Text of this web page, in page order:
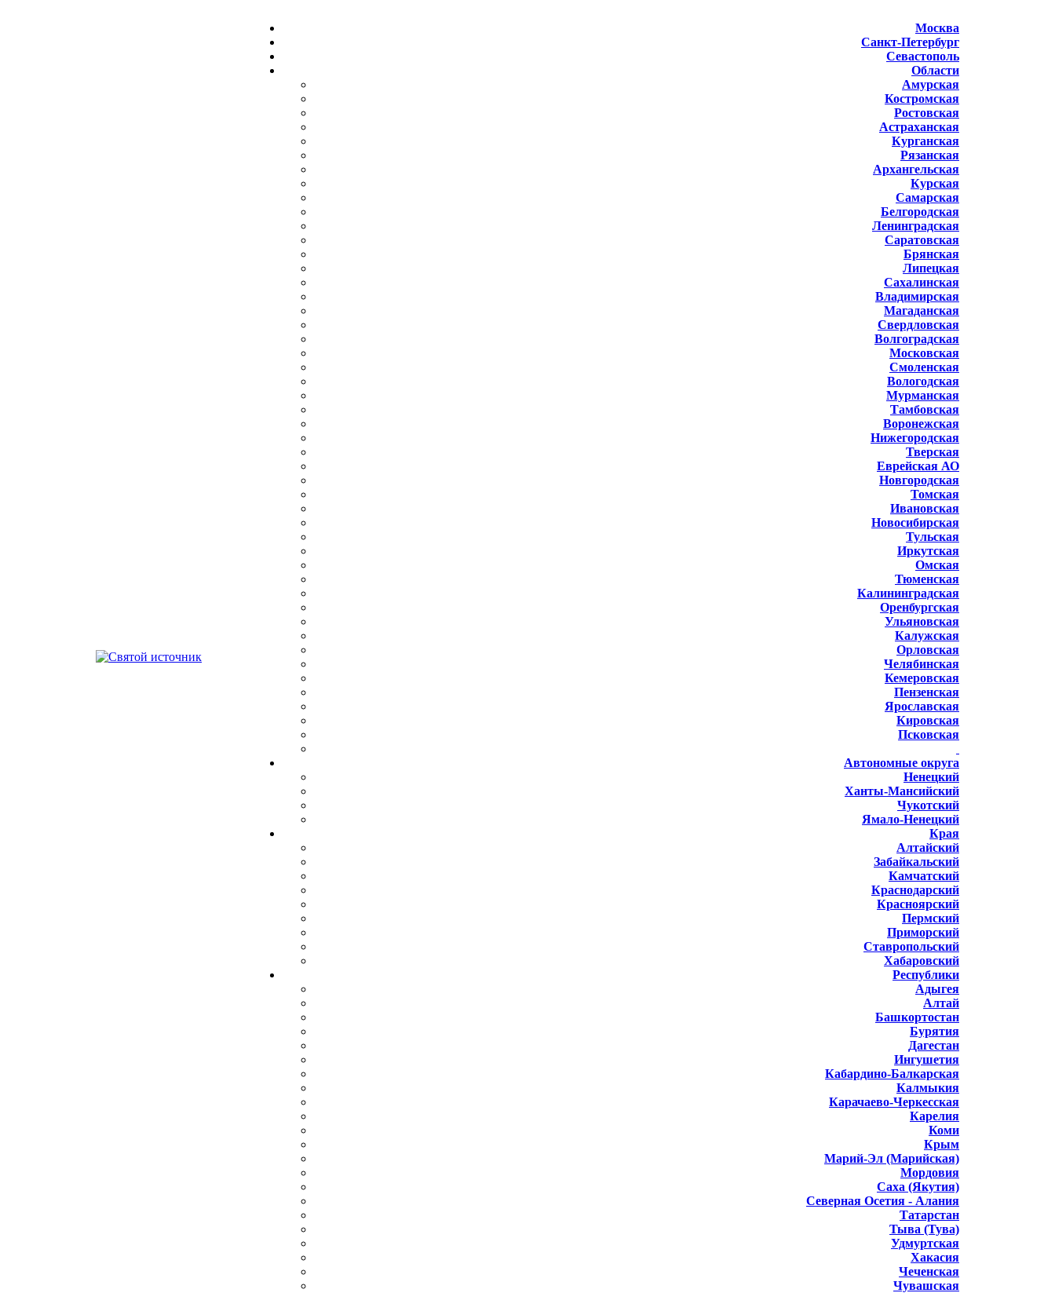
Москва
Санкт-Петербург
Севастополь
Области
Амурская
Костромская
Ростовская
Астраханская
Курганская
Рязанская
Архангельская
Курская
Самарская
Белгородская
Ленинградская
Саратовская
Брянская
Липецкая
Сахалинская
Владимирская
Магаданская
Свердловская
Волгоградская
Московская
Смоленская
Вологодская
Мурманская
Тамбовская
Воронежская
Нижегородская
Тверская
Еврейская АО
Новгородская
Томская
Ивановская
Новосибирская
Тульская
Иркутская
Омская
Тюменская
Калининградская
Оренбургская
Ульяновская
Калужская
Орловская
Челябинская
Кемеровская
Пензенская
Ярославская
Кировская
Псковская
Автономные округа
Ненецкий
Ханты-Мансийский
Чукотский
Ямало-Ненецкий
Края
Алтайский
Забайкальский
Камчатский
Краснодарский
Красноярский
Пермский
Приморский
Ставропольский
Хабаровский
Республики
Адыгея
Алтай
Башкортостан
Бурятия
Дагестан
Ингушетия
Кабардино-Балкарская
Калмыкия
Карачаево-Черкесская
Карелия
Коми
Крым
Марий-Эл (Марийская)
Мордовия
Саха (Якутия)
Северная Осетия - Алания
Татарстан
Тыва (Тува)
Удмуртская
Хакасия
Чеченская
Чувашская